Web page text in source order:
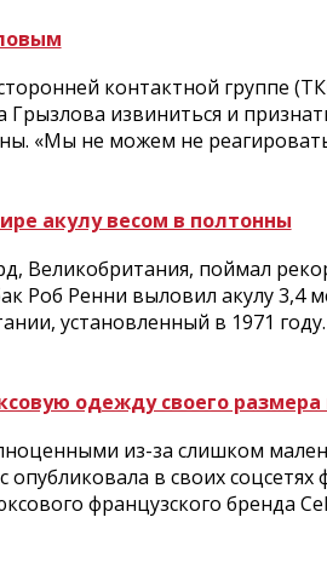
контактной группе
Грызлова извиниться и
«Мы не можем не
акулу весом в полтонны
Великобритания, поймал
Роб Ренни выловил акулу 3,4
установленный в 1971
одежду своего размера
из-за слишком
опубликовала в своих
французского бренда